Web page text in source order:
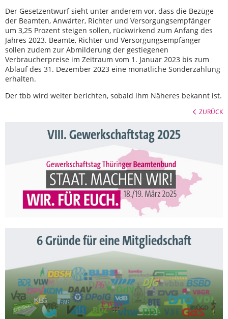
Der Gesetzentwurf sieht unter anderem vor, dass die Bezüge
der Beamten, Anwärter, Richter und Versorgungsempfänger
um 3,25 Prozent steigen sollen, rückwirkend zum Anfang des
Jahres 2023. Beamte, Richter und Versorgungsempfänger
sollen zudem zur Abmilderung der gestiegenen
Verbraucherpreise im Zeitraum vom 1. Januar 2023 bis zum
Ablauf des 31. Dezember 2023 eine monatliche Sonderzahlung
erhalten.
Der tbb wird weiter berichten, sobald ihm Näheres bekannt ist.
ZURÜCK
VIII. Gewerkschaftstag 2025
6 Gründe für eine Mitgliedschaft